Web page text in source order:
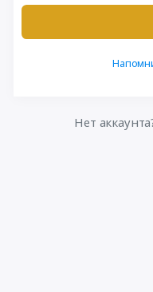
Нет